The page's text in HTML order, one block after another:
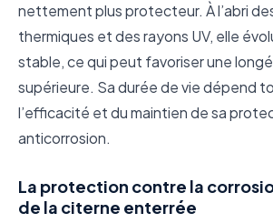
nettement plus protecteur. À l’abri
thermiques et des rayons UV, elle
stable, ce qui peut favoriser une
supérieure. Sa durée de vie dépend
l’efficacité et du maintien de sa
anticorrosion.
La protection contre la
de la citerne enterrée